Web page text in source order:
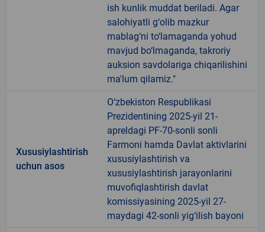
ish kunlik muddat beriladi. Agar
salohiyatli g‘olib mazkur
mablag‘ni to‘lamaganda yohud
mavjud bo‘lmaganda, takroriy
auksion savdolariga chiqarilishini
ma'lum qilamiz."
Xususiylashtirish
uchun asos
O‘zbekiston Respublikasi
Prezidentining 2025-yil 21-
apreldagi PF-70-sonli sonli
Farmoni hamda Davlat aktivlarini
xususiylashtirish va
xususiylashtirish jarayonlarini
muvofiqlashtirish davlat
komissiyasining 2025-yil 27-
maydagi 42-sonli yig‘ilish bayoni